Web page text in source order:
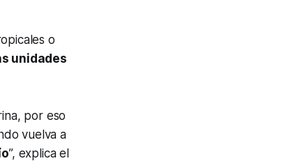
o
unidades
por eso
vuelva a
”, explica el